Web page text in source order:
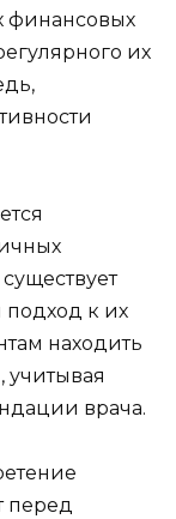
финансовых
их
подход к их
находить
врача.
перед